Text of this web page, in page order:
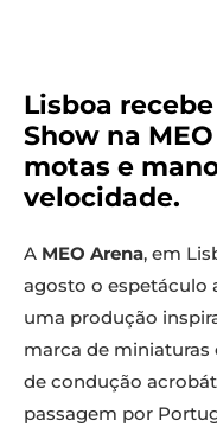
Lisboa
Show na
motas e
velocidade.
A MEO Arena, em
agosto o espetáculo
uma produção
marca de miniaturas
de condução
passagem por